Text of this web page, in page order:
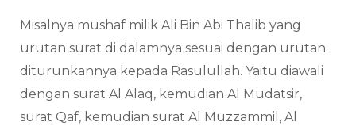
Misalnya mushaf milik Ali Bin Abi Thalib yang
urutan surat di dalamnya sesuai dengan urutan
diturunkannya kepada Rasulullah. Yaitu diawali
dengan surat Al Alaq, kemudian Al Mudatsir,
surat Qaf, kemudian surat Al Muzzammil, Al